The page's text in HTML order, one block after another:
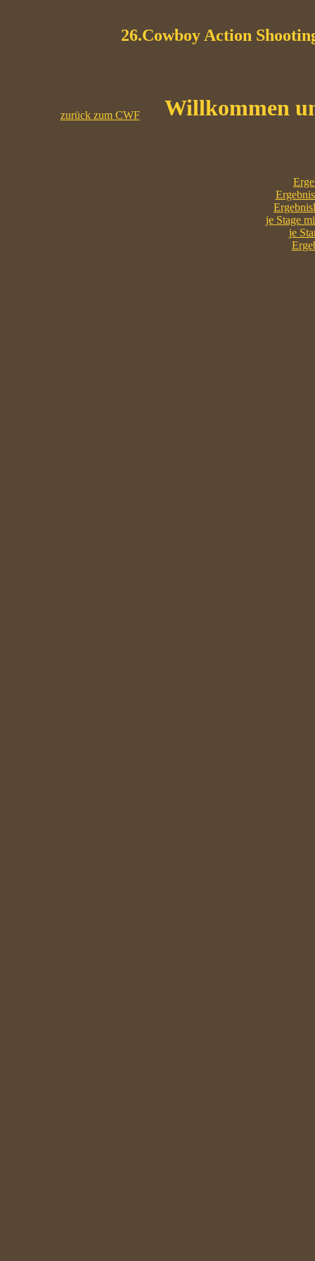
26.Cowboy Action
zurück zum CWF Willkommen
je Stage
je